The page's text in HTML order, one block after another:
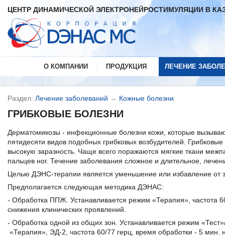
ЦЕНТР ДИНАМИЧЕСКОЙ ЭЛЕКТРОНЕЙРОСТИМУЛЯЦИИ В
О КОМПАНИИ ПРОДУКЦИЯ ЛЕЧЕНИЕ
Раздел: Лечение заболеваний → Кожные болезни
ГРИБКОВЫЕ БОЛЕЗНИ
Дерматомикозы - инфекционные болезни кожи, которые
пятидесяти видов подобных грибковых возбудителей.
высокую заразность. Чаще всего поражаются мягкие ткани
пальцев ног. Течение заболевания сложное и длительное,
Целью ДЭНС-терапии является уменьшение или избавление от
Предполагается следующая методика ДЭНАС:
- Обработка ППЖ. Устанавливается режим «Терапия», частота
снижения клинических проявлений.
- Обработка одной из общих зон. Устанавливается режим
«Терапия», ЭД-2, частота 60/77 герц, время обработки - 5 мин.